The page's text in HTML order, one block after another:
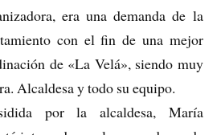
era una demanda de la
con el fin de una mejor
de «La Velá», siendo muy
Alcaldesa y todo su equipo.
por la alcaldesa, María